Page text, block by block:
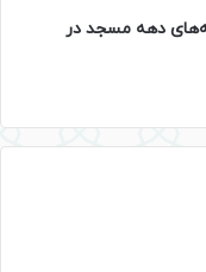
دهه مسجد در